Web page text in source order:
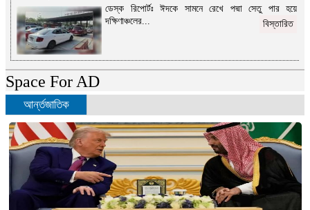
ডেস্ক রিপোর্টঃ ঈদকে সামনে রেখে পদ্মা সেতু পার হয়ে
দক্ষিণাঞ্চলের...
বিস্তারিত
Space For AD
আর্ন্তজাতিক